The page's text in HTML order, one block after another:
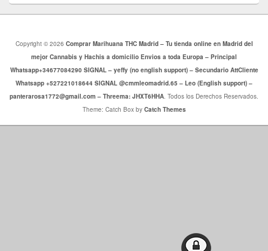
Copyright © 2026 Comprar Marihuana THC Madrid – Tu tienda online en Madrid del
mejor Cannabis y Hachis a domicilio Envios a toda Europa – Principal
Whatsapp+34677084290 SIGNAL – yeffy (no english support) – Secundario AttCliente
Whatsapp +527221018644 SIGNAL @cmmleomadrid.65 – Leo (English support) –
panterarosa1772@gmail.com – Threema: JHXT6HHA. Todos los Derechos Reservados.
Theme: Catch Box by Catch Themes